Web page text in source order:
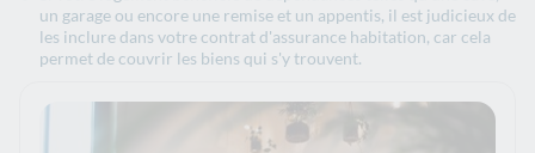
un garage ou encore une remise et un appentis, il est judicieux de
les inclure dans votre contrat d'assurance habitation, car cela
permet de couvrir les biens qui s'y trouvent.